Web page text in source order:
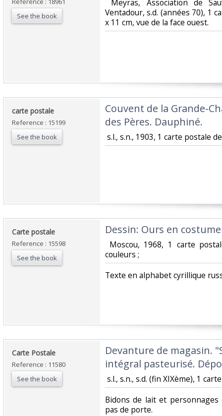
See the book
Meyras, Association de
Ventadour, s.d. (années 70), 1
x 11 cm, vue de la face ouest. ‎
‎carte postale ‎
Reference : 15199
See the book
‎Couvent de la Grande-
des Pères. Dauphiné.‎
s.l., s.n., 1903, 1 carte postale
‎Carte postale ‎
Reference : 15598
See the book
‎Dessin: Ours en
Moscou, 1968, 1 carte
couleurs ; ‎
‎Texte en alphabet cyrillique
‎Carte Postale ‎
Reference : 11580
See the book
‎Devanture de magasin.
intégral pasteurisé.
s.l., s.n., s.d. (fin XIXème), 1
‎Bidons de lait et
pas de porte. ‎